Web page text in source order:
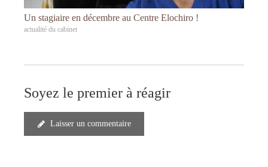
Un stagiaire en décembre au Centre Elochiro !
actualité du cabinet
Soyez le premier à réagir
Laisser un commentaire